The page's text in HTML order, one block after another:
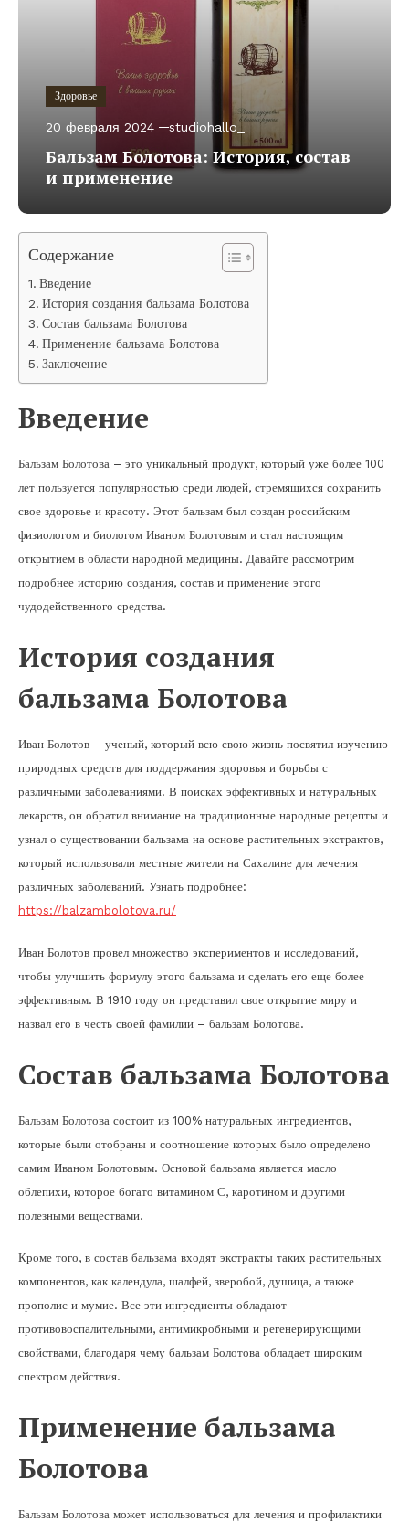
Здоровье
20 февраля 2024 studiohallo_
Бальзам Болотова: История, состав
и применение
Содержание
Введение
История создания бальзама Болотова
Состав бальзама Болотова
Применение бальзама Болотова
Заключение
Введение
Бальзам Болотова – это уникальный продукт, который уже более 100
лет пользуется популярностью среди людей, стремящихся сохранить
свое здоровье и красоту. Этот бальзам был создан российским
физиологом и биологом Иваном Болотовым и стал настоящим
открытием в области народной медицины. Давайте рассмотрим
подробнее историю создания, состав и применение этого
чудодейственного средства.
История создания
бальзама Болотова
Иван Болотов – ученый, который всю свою жизнь посвятил изучению
природных средств для поддержания здоровья и борьбы с
различными заболеваниями. В поисках эффективных и натуральных
лекарств, он обратил внимание на традиционные народные рецепты и
узнал о существовании бальзама на основе растительных экстрактов,
который использовали местные жители на Сахалине для лечения
различных заболеваний. Узнать подробнее:
https://balzambolotova.ru/
Иван Болотов провел множество экспериментов и исследований,
чтобы улучшить формулу этого бальзама и сделать его еще более
эффективным. В 1910 году он представил свое открытие миру и
назвал его в честь своей фамилии – бальзам Болотова.
Состав бальзама Болотова
Бальзам Болотова состоит из 100% натуральных ингредиентов,
которые были отобраны и соотношение которых было определено
самим Иваном Болотовым. Основой бальзама является масло
облепихи, которое богато витамином С, каротином и другими
полезными веществами.
Кроме того, в состав бальзама входят экстракты таких растительных
компонентов, как календула, шалфей, зверобой, душица, а также
прополис и мумие. Все эти ингредиенты обладают
противовоспалительными, антимикробными и регенерирующими
свойствами, благодаря чему бальзам Болотова обладает широким
спектром действия.
Применение бальзама
Болотова
Бальзам Болотова может использоваться для лечения и профилактики